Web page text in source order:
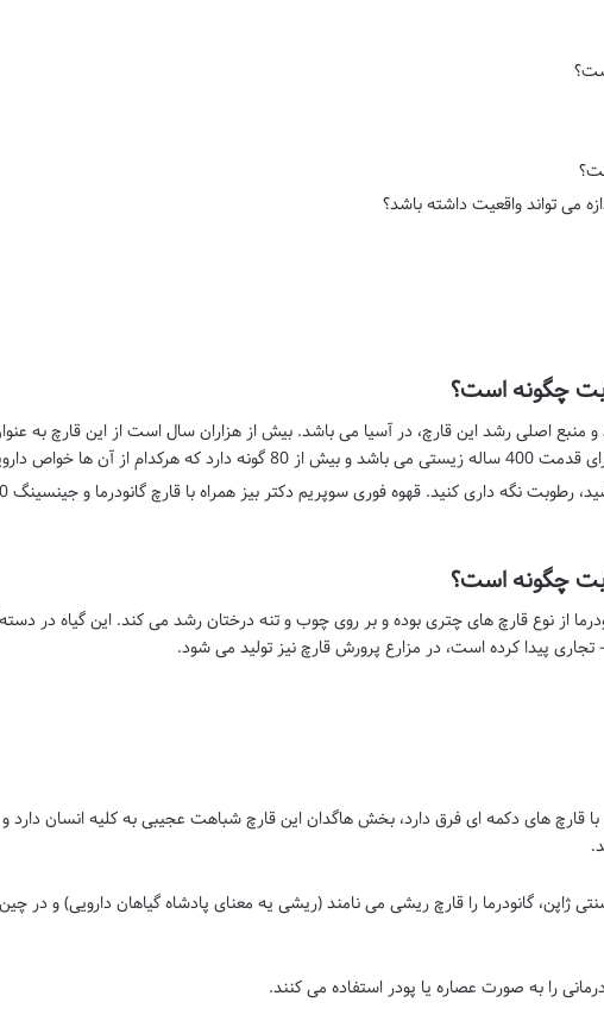
می تواند واقعیت داشته باشد؟
چگونه است؟
اصلی رشد این قارچ، در آسیا می باشد. بیش از هزاران سال است از این قارچ به
در طب سنتی در کشورهای آسیای شرقی استفاده می شود، قارچ گانودرما دارای قدمت 400 ساله زیستی می باشد و بیش از 80 گونه دارد که هرکدام از آن ها
چگونه است؟
از نوع قارچ های چتری بوده و بر روی چوب و تنه درختان رشد می کند. این گیاه در
تجاری پیدا کرده است، در مزارع پرورش قارچ نیز تولید می شود.
قارچ های دکمه ای فرق دارد، بخش هاگدان این قارچ شباهت عجیبی به کلیه انسان دارد
گانودرما را قارچ ریشی می نامند (ریشی یه معنای پادشاه گیاهان دارویی) و در چین
را به صورت عصاره یا پودر استفاده می کنند.